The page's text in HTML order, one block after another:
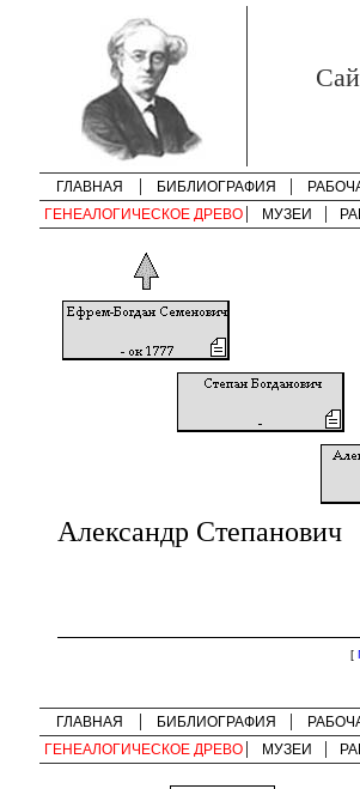
ГЛАВНАЯ БИБЛИОГРАФИЯ
ГЕНЕАЛОГИЧЕСКОЕ ДРЕВО
МУЗЕИ
Александр Степанович
[
ГЛАВНАЯ БИБЛИОГРАФИЯ
ГЕНЕАЛОГИЧЕСКОЕ ДРЕВО
МУЗЕИ